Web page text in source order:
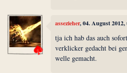
assezieher, 04. August
tja ich hab das auch
verklicker gedacht bei
welle gemacht.